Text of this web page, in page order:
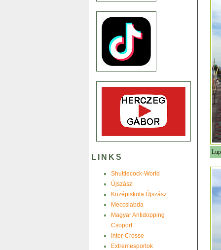
LINKS
Shuttlecock-World
Újszász
Középiskola Újszász
Meccslabda
Magyar Antidopping
Csoport
Inter-Crosse
Extremesportok